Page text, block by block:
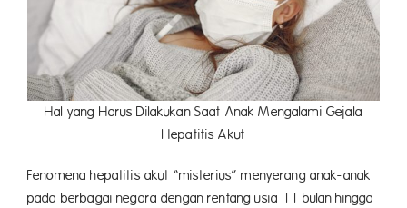
Hal yang Harus Dilakukan Saat Anak Mengalami Gejala
Hepatitis Akut
Fenomena hepatitis akut “misterius” menyerang anak-anak
pada berbagai negara dengan rentang usia 11 bulan hingga